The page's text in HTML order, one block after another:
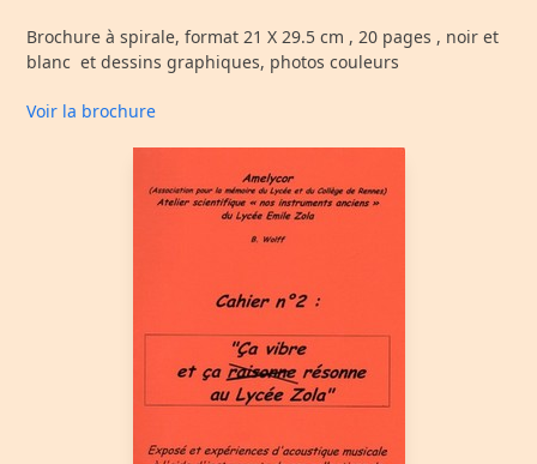
Brochure à spirale, format 21 X 29.5 cm , 20 pages , noir et
blanc et dessins graphiques, photos couleurs
Voir la brochure